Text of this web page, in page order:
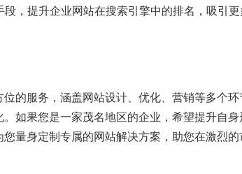
，提升企业网站在搜索引擎中的排名，吸引
的服务，涵盖网站设计、优化、营销等多个
如果您是一家茂名地区的企业，希望提升自
量身定制专属的网站解决方案，助您在激烈